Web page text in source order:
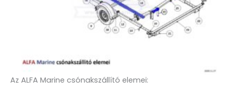
Az ALFA Marine csónakszállító elemei: